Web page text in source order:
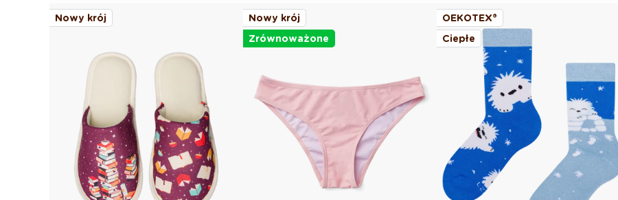
Nowy krój
Nowy krój
Zrównoważone
OEKOTEX®
Ciepłe